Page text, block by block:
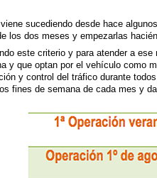
sucediendo desde hace
los dos meses y empezarlas
este criterio y para atender a
y que optan por el vehículo como
y control del tráfico durante
fines de semana de cada mes y